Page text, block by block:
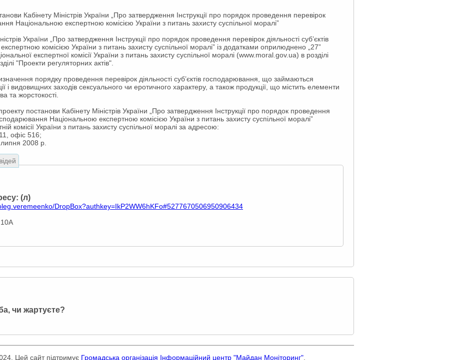
Кабінету Міністрів України „Про затвердження Інструкції про порядок проведення перевірок
Національною експертною комісією України з питань захисту суспільної моралі”
України „Про затвердження Інструкції про порядок проведення перевірок діяльності суб’єктів
комісією України з питань захисту суспільної моралі” із додатками оприлюднено „27”
експертної комісії України з питань захисту суспільної моралі (www.moral.gov.ua) в розділі
"Проекти регуляторних актів".
порядку проведення перевірок діяльності суб’єктів господарювання, що займаються
і видовищних заходів сексуального чи еротичного характеру, а також продукції, що містить елементи
та жорстокості.
постанови Кабінету Міністрів України „Про затвердження Інструкції про порядок проведення
Національною експертною комісією України з питань захисту суспільної моралі”
комісії України з питань захисту суспільної моралі за адресою:
офіс 516;
2008 р.
(л)
DropBox?authkey=IkP2WW6hKFo#5277670506950906434
чи жартуєте?
Цей сайт підтримує Громадська організація Інформаційний центр "Майдан Моніторинг"